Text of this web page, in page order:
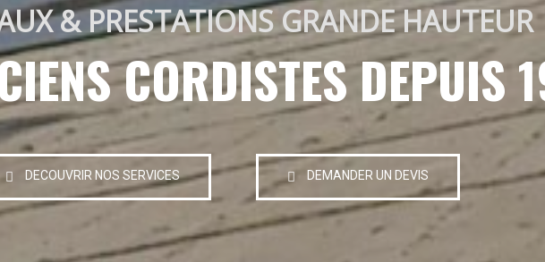
& PRESTATIONS GRANDE HAUTEUR
CORDISTES DEPUIS
DECOUVRIR NOS SERVICES DEMANDER UN DEVIS